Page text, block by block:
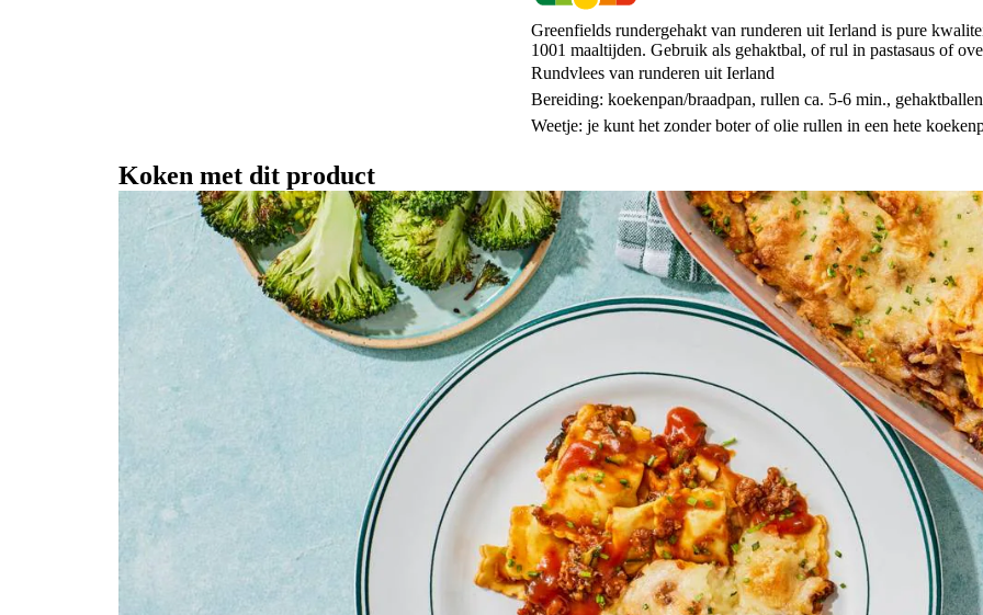
Greenfields rundergehakt van runderen uit Ierland is pure
1001 maaltijden. Gebruik als gehaktbal, of rul in pastasaus of
Rundvlees van runderen uit Ierland​
Bereiding: koekenpan/braadpan, rullen ca. 5-6 min.,
Weetje: je kunt het zonder boter of olie rullen in een hete
Koken met dit product